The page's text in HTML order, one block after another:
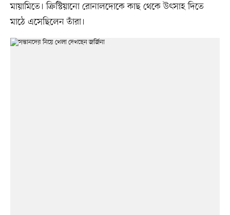
মায়ামিতে। ক্রিস্টিয়ানো রোনালদোকে কাছ থেকে উৎসাহ দিতে
মাঠে এসেছিলেন তাঁরা।